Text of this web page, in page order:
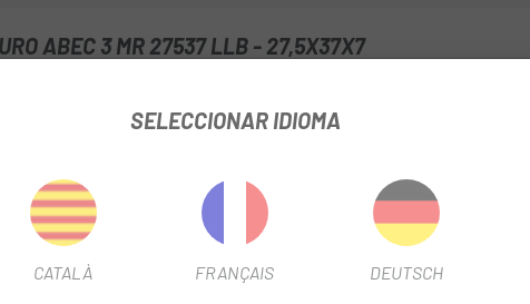
ABEC 3 MR 27537 LLB - 27,5X37X7
INFORMACIÓN DEL PRODUCTO
37 x 7 mm
SELECCIONAR IDIOMA
CATALÀ FRANÇAIS DEUTSCH